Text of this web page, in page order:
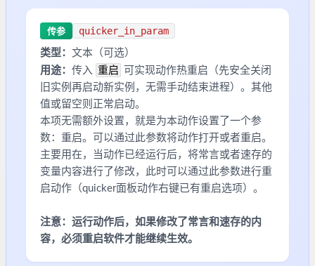
传参 quicker_in_param
类型： 文本（可选）
用途： 传入 重启
可实现动作热重启（先安全关闭
旧实例再启动新实例，无需手动结束进程）。其他
值或留空则正常启动。
本项无需额外设置，就是为本动作设置了一个参
数：重启。可以通过此参数将动作打开或者重启。
主要用在，当动作已经运行后，将常言或者速存的
变量内容进行了修改，此时可以通过此参数进行重
启动作（quicker面板动作右键已有重启选项）。
注意：运行动作后，如果修改了常言和速存的内
容，必须重启软件才能继续生效。